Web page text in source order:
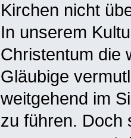
Kirchen nicht
In unserem
Christentum die
Gläubige
weitgehend im
zu führen. Doch